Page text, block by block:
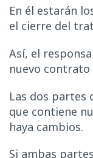
En él estarán
el cierre del
Así, el
nuevo contrato
Las dos partes
que contiene
haya cambios.
Si ambas